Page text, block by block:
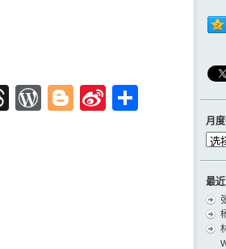
Threads
WordPress
Blogger
Sina
月
月
档
最